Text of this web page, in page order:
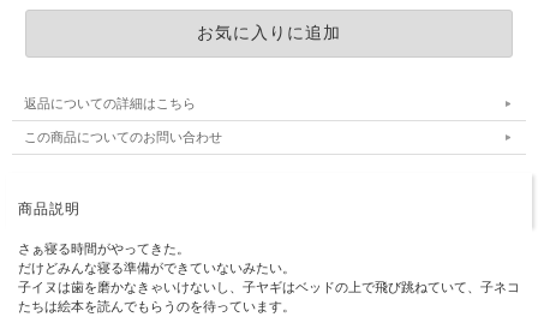
返品についての詳細はこちら
この商品についてのお問い合わせ
商品説明
さぁ寝る時間がやってきた。
だけどみんな寝る準備ができていないみたい。
子イヌは歯を磨かなきゃいけないし、子ヤギはベッドの上で飛び跳ねていて、子ネコ
たちは絵本を読んでもらうのを待っています。